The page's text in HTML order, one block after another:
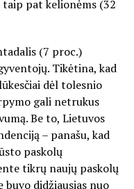
pat kelionėms (32
(7 proc.)
Tikėtina, kad
dėl tolesnio
gali netrukus
Be to, Lietuvos
– panašu, kad
paskolų
tikrų naujų paskolų
buvo didžiausias nuo